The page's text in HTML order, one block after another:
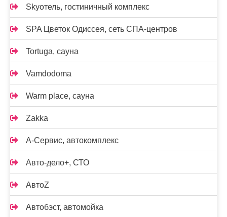
Skyотель, гостиничный комплекс
SPA Цветок Одиссея, сеть СПА-центров
Tortuga, сауна
Vamdodoma
Warm place, сауна
Zakka
А-Сервис, автокомплекс
Авто-дело+, СТО
АвтоZ
Автобэст, автомойка